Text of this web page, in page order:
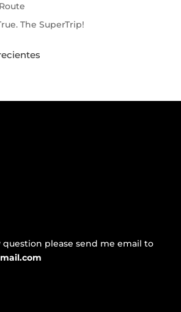
The SuperTrip!
question please send me email to